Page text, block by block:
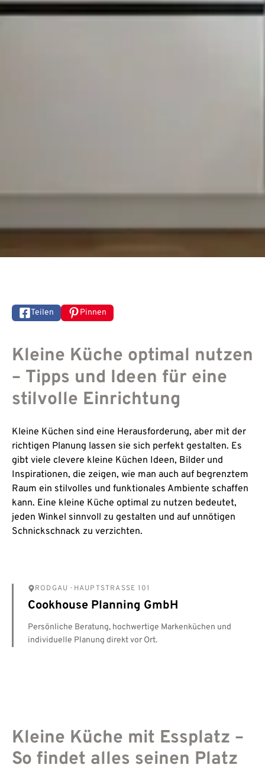
Teilen Pinnen
Kleine Küche optimal nutzen
– Tipps und Ideen für eine
stilvolle Einrichtung
Kleine Küchen sind eine Herausforderung, aber mit der
richtigen Planung lassen sie sich perfekt gestalten. Es
gibt viele clevere kleine Küchen Ideen, Bilder und
Inspirationen, die zeigen, wie man auch auf begrenztem
Raum ein stilvolles und funktionales Ambiente schaffen
kann. Eine kleine Küche optimal zu nutzen bedeutet,
jeden Winkel sinnvoll zu gestalten und auf unnötigen
Schnickschnack zu verzichten.
RODGAU · HAUPTSTRASSE 101
Cookhouse Planning GmbH
Persönliche Beratung, hochwertige Markenküchen und
individuelle Planung direkt vor Ort.
Kleine Küche mit Essplatz –
So findet alles seinen Platz